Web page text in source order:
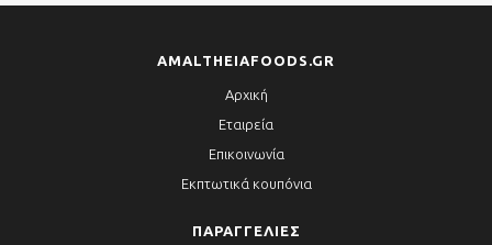
AMALTHEIAFOODS.GR
Αρχική
Εταιρεία
Επικοινωνία
Εκπτωτικά κουπόνια
ΠΑΡΑΓΓΕΛΊΕΣ